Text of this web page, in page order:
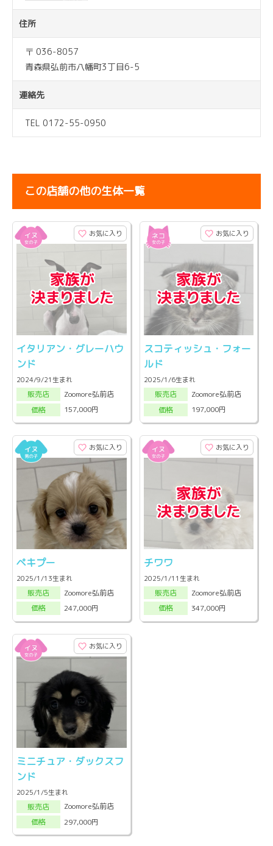
住所
〒 036-8057
青森県弘前市八幡町3丁目6-5
連絡先
TEL 0172-55-0950
この店舗の他の生体一覧
お気に入り
イタリアン・グレーハウ
ンド
2024/9/21生まれ
販売店
Zoomore弘前店
価格
157,000円
お気に入り
スコティッシュ・フォー
ルド
2025/1/6生まれ
販売店
Zoomore弘前店
価格
197,000円
お気に入り
ペキプー
2025/1/13生まれ
販売店
Zoomore弘前店
価格
247,000円
お気に入り
チワワ
2025/1/11生まれ
販売店
Zoomore弘前店
価格
347,000円
お気に入り
ミニチュア・ダックスフ
ンド
2025/1/5生まれ
販売店
Zoomore弘前店
価格
297,000円